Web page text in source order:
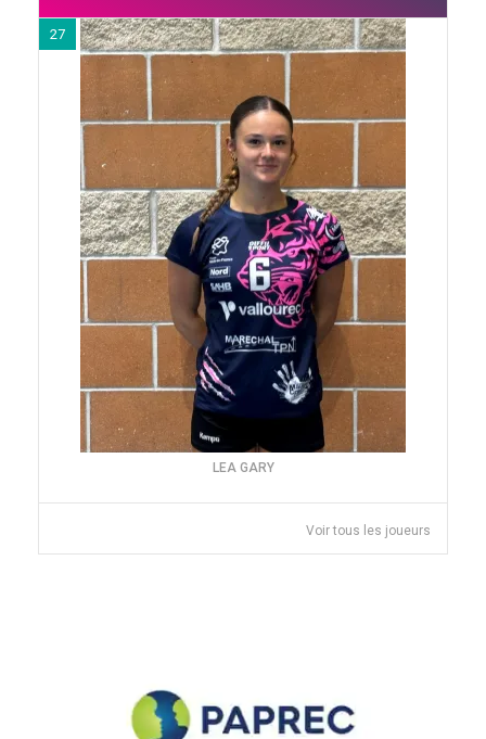
27
LEA GARY
Voir tous les joueurs